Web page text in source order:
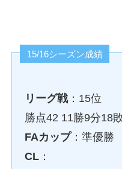
15/16シーズン成績
リーグ戦：15位
勝点42 11勝9分18
FAカップ：準優勝
CL ：